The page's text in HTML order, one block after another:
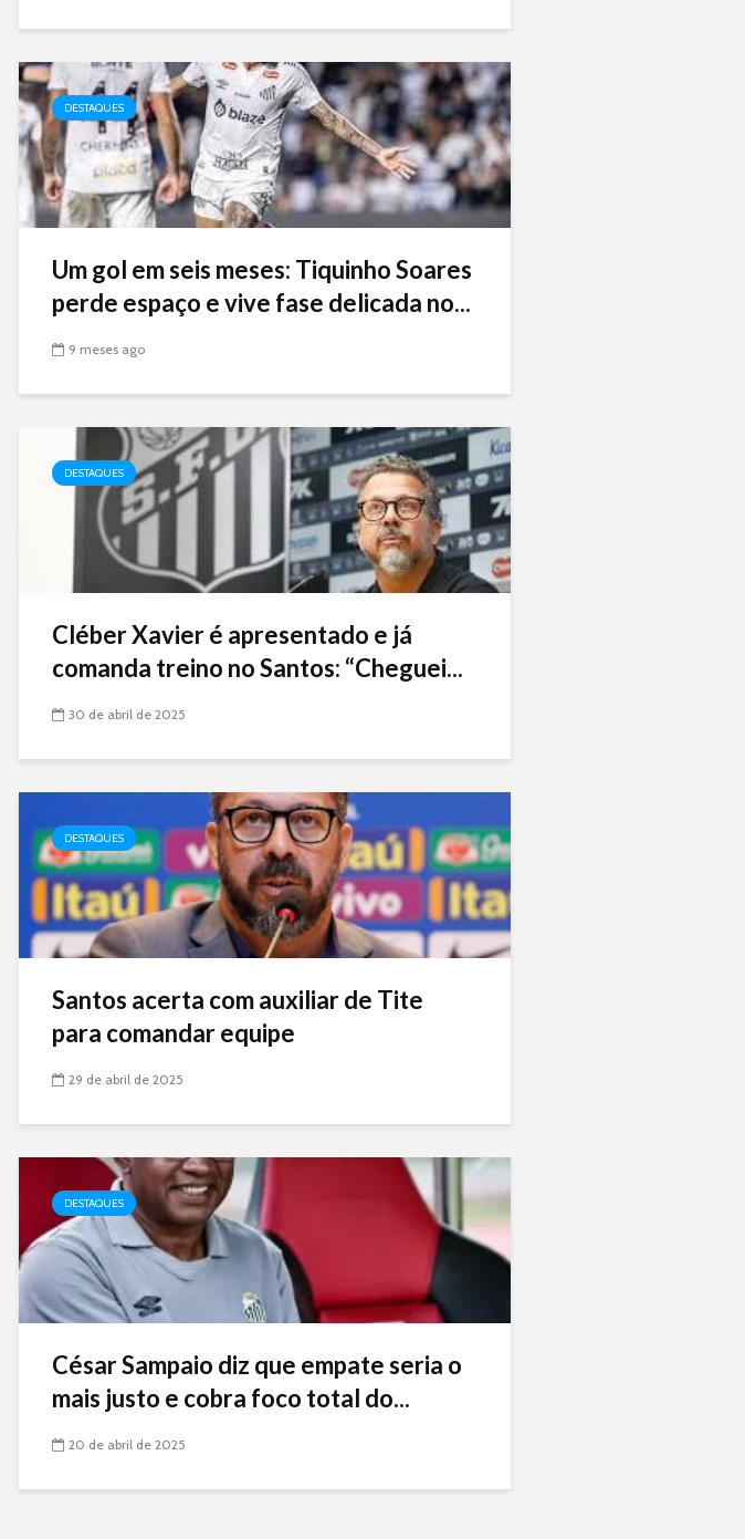
DESTAQUES
Um gol em seis meses: Tiquinho Soares
perde espaço e vive fase delicada no...
9 meses ago
DESTAQUES
Cléber Xavier é apresentado e já
comanda treino no Santos: “Cheguei...
30 de abril de 2025
DESTAQUES
Santos acerta com auxiliar de Tite
para comandar equipe
29 de abril de 2025
DESTAQUES
César Sampaio diz que empate seria o
mais justo e cobra foco total do...
20 de abril de 2025